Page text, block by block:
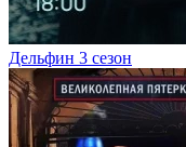
Дельфин 3 сезон